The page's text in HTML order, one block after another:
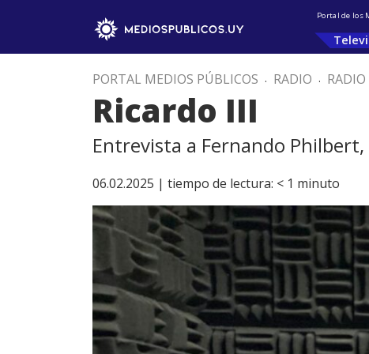
Portal de los
PORTAL MEDIOS PÚBLICOS . RADIO .
Ricardo III
Entrevista a Fernando
06.02.2025 | tiempo de lectura: < 1 minuto